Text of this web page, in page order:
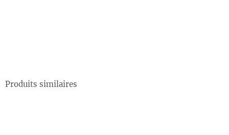
Produits similaires